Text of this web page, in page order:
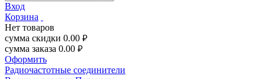
Вход
Корзина
Нет товаров
сумма скидки 0.00 руб.
сумма заказа 0.00 руб.
Оформить
Радиочастотные соединители